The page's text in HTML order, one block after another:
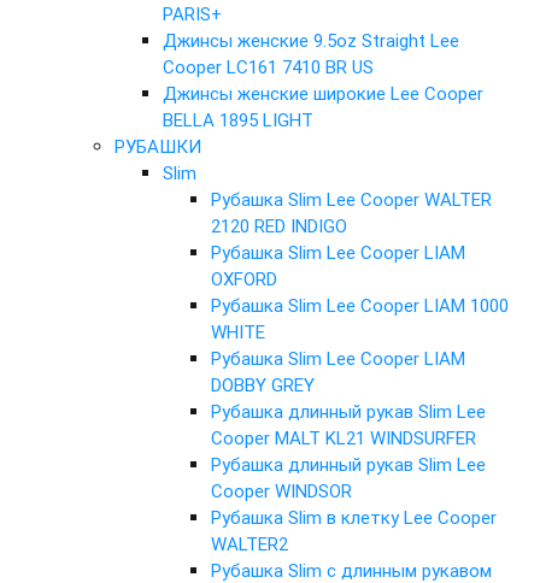
PARIS+
Джинсы женские 9.5oz Straight Lee
Cooper LC161 7410 BR US
Джинсы женские широкие Lee Cooper
BELLA 1895 LIGHT
РУБАШКИ
Slim
Рубашка Slim Lee Cooper WALTER
2120 RED INDIGO
Рубашка Slim Lee Cooper LIAM
OXFORD
Рубашка Slim Lee Cooper LIAM 1000
WHITE
Рубашка Slim Lee Cooper LIAM
DOBBY GREY
Рубашка длинный рукав Slim Lee
Cooper MALT KL21 WINDSURFER
Рубашка длинный рукав Slim Lee
Cooper WINDSOR
Рубашка Slim в клетку Lee Cooper
WALTER2
Рубашка Slim с длинным рукавом